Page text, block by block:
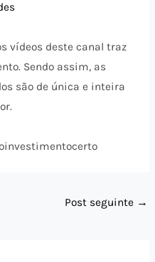
vídeos deste canal traz
Sendo assim, as
são de única e inteira
Post seguinte →